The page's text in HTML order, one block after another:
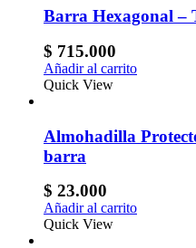
Barra Hexagonal –
$ 715.000
Añadir al carrito
Quick View
Almohadilla
barra
$ 23.000
Añadir al carrito
Quick View